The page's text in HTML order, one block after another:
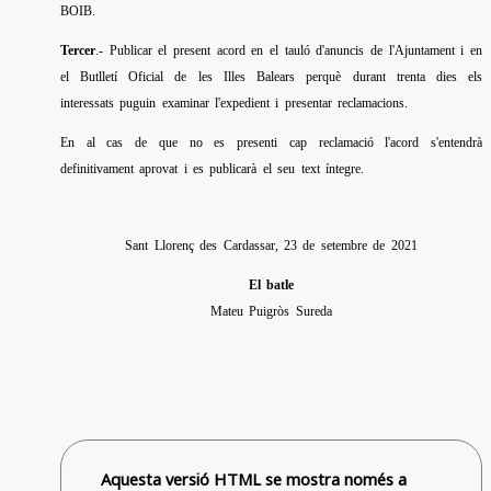
BOIB.
Tercer.- Publicar el present acord en el tauló d'anuncis de l'Ajuntament i en
el Butlletí Oficial de les Illes Balears perquè durant trenta dies els
interessats puguin examinar l'expedient i presentar reclamacions.
En al cas de que no es presenti cap reclamació l'acord s'entendrà
definitivament aprovat i es publicarà el seu text íntegre.
Sant Llorenç des Cardassar, 23 de setembre de 2021
El batle
Mateu Puigròs Sureda
Aquesta versió HTML se mostra només a